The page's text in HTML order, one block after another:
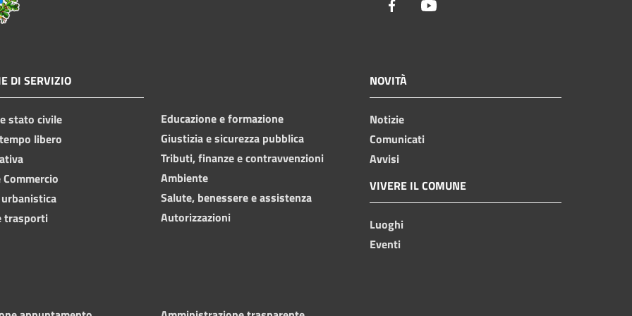
Facebook
DI SERVIZIO
stato civile
libero
trasporti
Educazione e formazione
Giustizia e sicurezza pubblica
Tributi, finanze e contravvenzioni
Ambiente
Salute, benessere e assistenza
Autorizzazioni
NOVITÀ
Notizie
Comunicati
Avvisi
VIVERE IL COMUNE
Luoghi
Eventi